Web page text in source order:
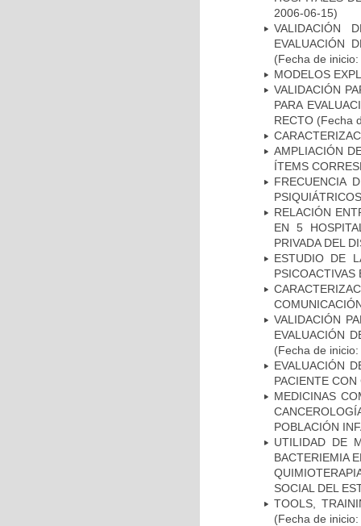
2006-06-15)
VALIDACIÓN
EVALUACIÓN
(Fecha de
MODELOS
VALIDACIÓN
PARA
RECTO (Fecha
AMPLIACIÓN
ÍTEMS
FRECUENCIA
RELACIÓN
EN 5
PRIVADA DEL
ESTUDIO DE
PSICOACTIVAS
VALIDACIÓN
EVALUACIÓN
(Fecha de
EVALUACIÓN
PACIENTE CON
MEDICINAS
POBLACIÓN
UTILIDAD DE
BACTERIEMIA
SOCIAL DEL
TOOLS,
(Fecha de